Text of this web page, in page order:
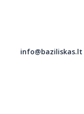
info@baziliskas.lt